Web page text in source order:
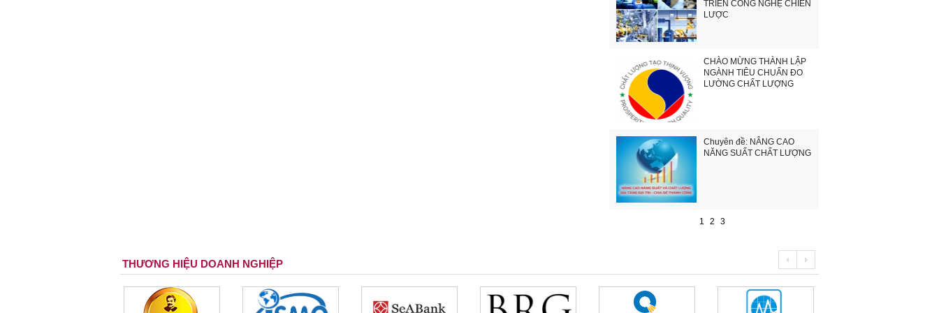
TRIỂN CÔNG NGHỆ CHIẾN
LƯỢC
CHÀO MỪNG THÀNH LẬP
NGÀNH TIÊU CHUẨN ĐO
LƯỜNG CHẤT LƯỢNG
Chuyên đề: NÂNG CAO
NĂNG SUẤT CHẤT LƯỢNG
1 2 3
THƯƠNG HIỆU DOANH NGHIỆP